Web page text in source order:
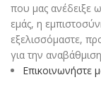
που μας ανέδειξε
εμάς, η
εξελισσόμαστε,
για την
Επικοινωνήστε